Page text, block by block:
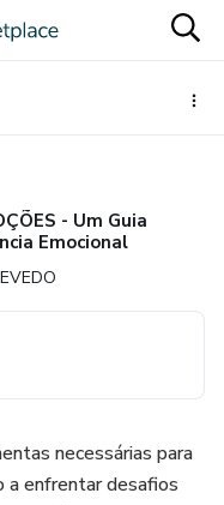
- Um Guia
Emocional
necessárias para
a enfrentar desafios